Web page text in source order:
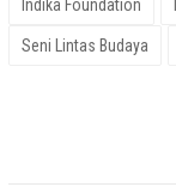
Indika Foundation
Seni Lintas Budaya